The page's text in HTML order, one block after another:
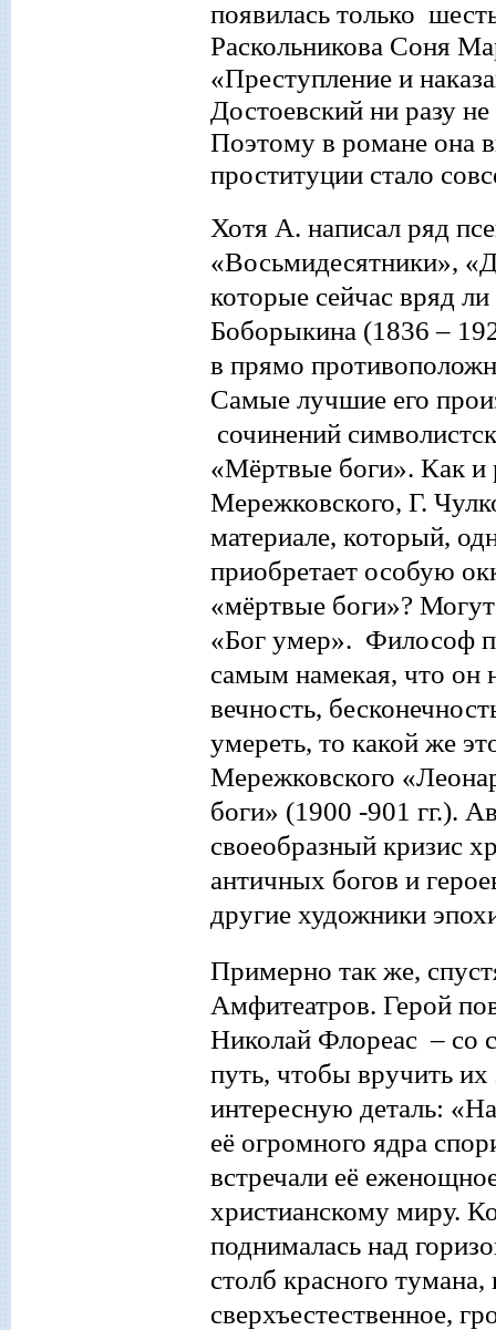
появилась только
Раскольникова Соня
«Преступление и
Достоевский ни разу
Поэтому в романе она
проституции стало
Хотя А. написал ряд
«Восьмидесятники»,
которые сейчас вряд
Боборыкина (1836 –
в прямо
Самые лучшие его
сочинений
«Мёртвые боги». Как и
Мережковского, Г.
материале, который,
приобретает особую
«мёртвые боги»?
«Бог умер». Философ
самым намекая, что он
вечность,
умереть, то какой же
Мережковского
боги» (1900 -901 гг.).
своеобразный кризис
античных богов и
другие художники
Примерно так же,
Амфитеатров. Герой
Николай Флореас – со
путь, чтобы вручить
интересную деталь:
её огромного ядра
встречали её
христианскому миру.
поднималась над
столб красного
сверхъестественное,